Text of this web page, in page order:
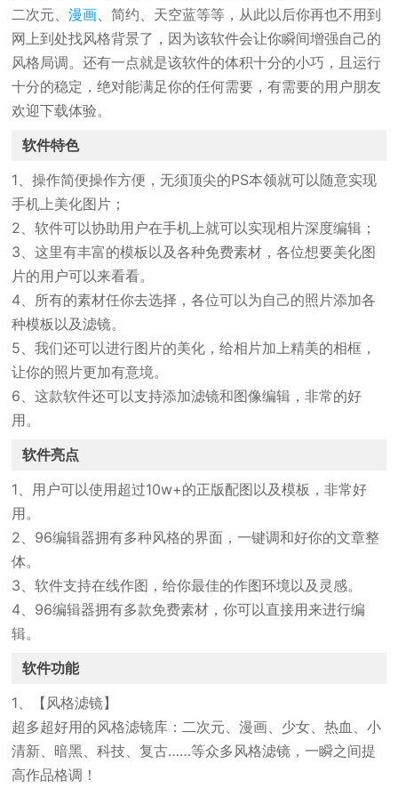
二次元、漫画、简约、天空蓝等等，从此以后你再也不用到
网上到处找风格背景了，因为该软件会让你瞬间增强自己的
风格局调。还有一点就是该软件的体积十分的小巧，且运行
十分的稳定，绝对能满足你的任何需要，有需要的用户朋友
欢迎下载体验。
软件特色
1、操作简便操作方便，无须顶尖的PS本领就可以随意实现
手机上美化图片；
2、软件可以协助用户在手机上就可以实现相片深度编辑；
3、这里有丰富的模板以及各种免费素材，各位想要美化图
片的用户可以来看看。
4、所有的素材任你去选择，各位可以为自己的照片添加各
种模板以及滤镜。
5、我们还可以进行图片的美化，给相片加上精美的相框，
让你的照片更加有意境。
6、这款软件还可以支持添加滤镜和图像编辑，非常的好
用。
软件亮点
1、用户可以使用超过10w+的正版配图以及模板，非常好
用。
2、96编辑器拥有多种风格的界面，一键调和好你的文章整
体。
3、软件支持在线作图，给你最佳的作图环境以及灵感。
4、96编辑器拥有多款免费素材，你可以直接用来进行编
辑。
软件功能
1、【风格滤镜】
超多超好用的风格滤镜库：二次元、漫画、少女、热血、小
清新、暗黑、科技、复古……等众多风格滤镜，一瞬之间提
高作品格调！